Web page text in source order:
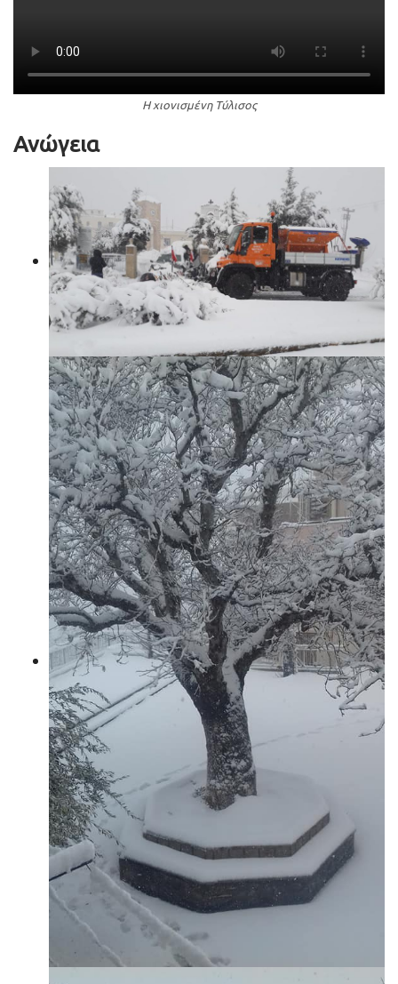
Η χιονισμένη Τύλισος
Ανώγεια